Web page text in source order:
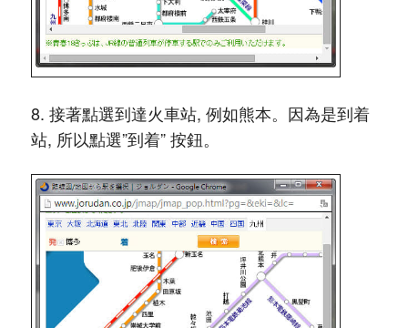
8. 接著點選到達火車站, 例如熊本。因為是到着
站, 所以點選”到着” 按鈕。